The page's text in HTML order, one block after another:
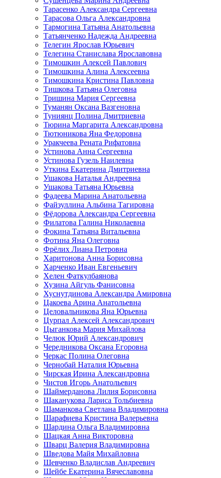
Тарасенко Александра Сергеевна
Тарасова Ольга Александровна
Тармогина Татьяна Анатольевна
Татьянченко Надежда Андреевна
Телегин Ярослав Юрьевич
Телегина Станислава Ярославовна
Тимошкин Алексей Павлович
Тимошкина Алина Алексеевна
Тимошкина Кристина Павловна
Тишкова Татьяна Олеговна
Тришина Мария Сергеевна
Туманян Оксана Вазгеновна
Туниянц Полина Дмитриевна
Тюрина Маргарита Александровна
Тютюникова Яна Федоровна
Уракчеева Рената Рифатовна
Устинова Анна Сергеевна
Устинова Гузель Наилевна
Уткина Екатерина Дмитриевна
Ушакова Наталья Андреевна
Ушакова Татьяна Юрьевна
Фадеева Марина Анатольевна
Файзуллина Альбина Тагировна
Фёдорова Александра Сергеевна
Филатова Галина Николаевна
Фокина Татьяна Витальевна
Фотина Яна Олеговна
Фрёлих Лиана Петровна
Харитонова Анна Борисовна
Харченко Иван Евгеньевич
Хелен Фаткулбаянова
Хузина Айгуль Фанисовна
Хуснутдинова Александра Амировна
Цакоева Арина Анатольевна
Целовальникова Яна Юрьевна
Цурпал Алексей Александрович
Цыганкова Мария Михайлова
Челюк Юрий Александрович
Чередникова Оксана Егоровна
Черкас Полина Олеговна
Чернобай Наталия Юрьевна
Чирская Ирина Александровна
Чистов Игорь Анатольевич
Шаймерданова Лилия Борисовна
Шаканукова Лариса Тольбиевна
Шаманкова Светлана Владимировна
Шарафиева Кристина Валерьевна
Шардина Ольга Владимировна
Шацкая Анна Викторовна
Шварц Валерия Владимировна
Шведова Майя Михайловна
Шевченко Владислав Андреевич
Шейбе Екатерина Вячеславовна